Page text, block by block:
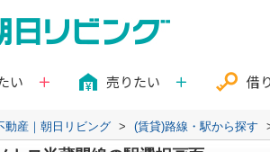
い 売りたい 借
動産｜朝日リビング > (賃貸)路線・駅から探す